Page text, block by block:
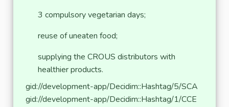
3 compulsory vegetarian days;
reuse of uneaten food;
supplying the CROUS distributors with
healthier products.
gid://development-app/Decidim::Hashtag/5/SCA
gid://development-app/Decidim::Hashtag/1/CCE